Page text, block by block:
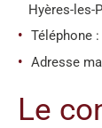
Hyères-les-
Téléphone
Adresse
Le